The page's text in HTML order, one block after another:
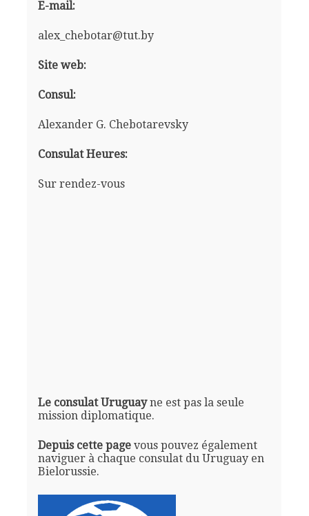
E-mail:
alex_chebotar@tut.by
Site web:
Consul:
Alexander G. Chebotarevsky
Consulat Heures:
Sur rendez-vous
Le consulat Uruguayne est pas la seule
mission diplomatique.
Depuis cette pagevous pouvez également
naviguer à chaque consulat du Uruguay en
Bielorussie.